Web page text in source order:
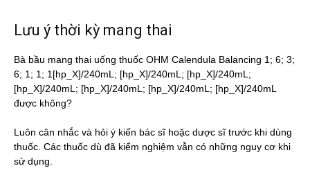
Lưu ý thời kỳ mang thai
Bà bầu mang thai uống thuốc OHM Calendula Balancing 1; 6; 3;
6; 1; 1; 1[hp_X]/240mL; [hp_X]/240mL; [hp_X]/240mL;
[hp_X]/240mL; [hp_X]/240mL; [hp_X]/240mL; [hp_X]/240mL
được không?
Luôn cân nhắc và hỏi ý kiến bác sĩ hoặc dược sĩ trước khi dùng
thuốc. Các thuốc dù đã kiểm nghiệm vẫn có những nguy cơ khi
sử dụng.